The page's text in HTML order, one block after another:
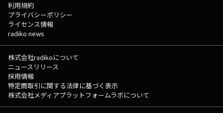
利用規約
プライバシーポリシー
ライセンス情報
radiko news
株式会社radikoについて
ニュースリリース
採用情報
特定商取引に関する法律に基づく表示
株式会社メディアプラットフォームラボについて